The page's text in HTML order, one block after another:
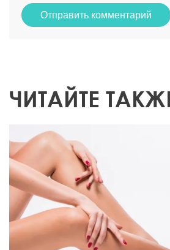
Отправить комментарий
ЧИТАЙТЕ